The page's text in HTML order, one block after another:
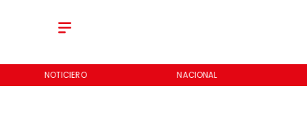
NOTICIERO NACIONAL